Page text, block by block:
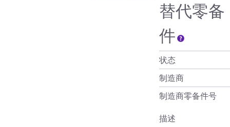
替代零备
件
状态
制造商
制造商零备件号
描述